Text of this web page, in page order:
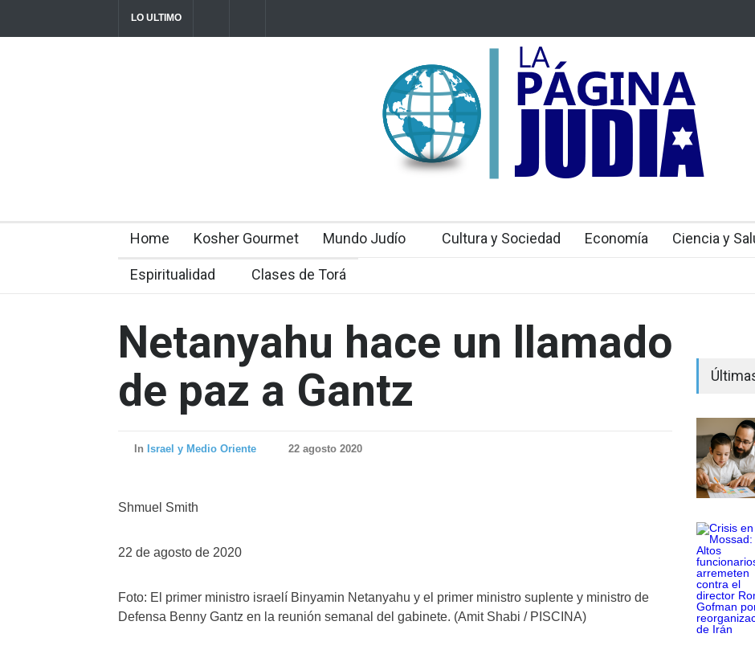
LO ULTIMO
Crisis en el Mossad: Altos funcionarios arremeten contra el
director Roman Gofman por la reorganización de Irán
toda Europa
Home Kosher Gourmet Mundo Judío Cultura y Sociedad Economía Ciencia y
Espiritualidad Clases de Torá
Netanyahu hace un llamado
de paz a Gantz
In Israel y Medio Oriente 22 agosto 2020
Shmuel Smith
22 de agosto de 2020
Foto: El primer ministro israelí Binyamin Netanyahu y el primer ministro suplente y ministro de
Defensa Benny Gantz en la reunión semanal del gabinete. (Amit Shabi / PISCINA)